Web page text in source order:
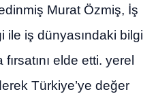
Murat Özmiş, İş
ile iş dünyasındaki bilgi
elde etti. yerel
Türkiye’ye değer